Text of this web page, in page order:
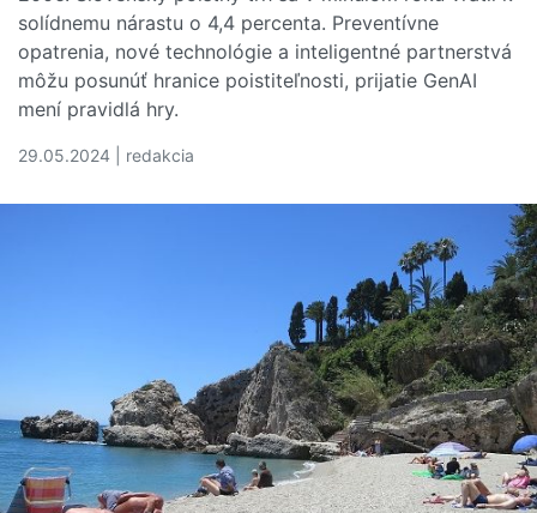
solídnemu nárastu o 4,4 percenta. Preventívne
opatrenia, nové technológie a inteligentné partnerstvá
môžu posunúť hranice poistiteľnosti, prijatie GenAI
mení pravidlá hry.
29.05.2024 | redakcia